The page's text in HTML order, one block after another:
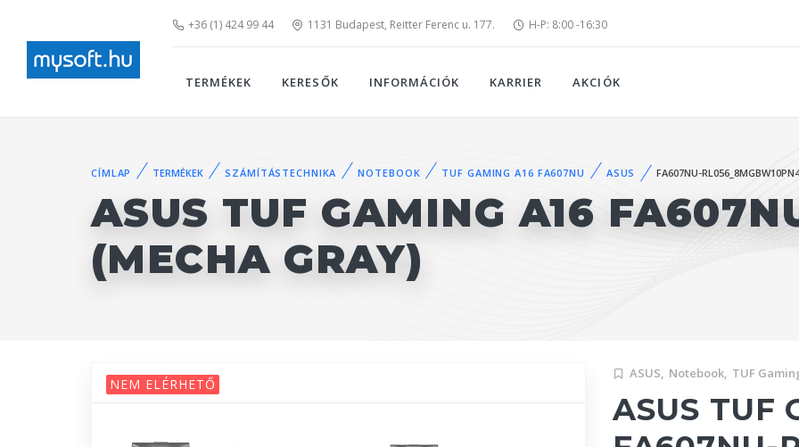
+36 (1) 424 99 44 1131 Budapest, Reitter Ferenc u. 177. H-P: 8:00 -16:30
TERMÉKEK KERESŐK INFORMÁCIÓK KARRIER AKCIÓK
CÍMLAP TERMÉKEK SZÁMÍTÁSTECHNIKA NOTEBOOK TUF GAMING A16 FA607NU ASUS FA607NU-
ASUS TUF GAMING A16
(MECHA GRAY)
NEM ELÉRHETŐ
ASUS, Notebook, TUF
ASUS TUF